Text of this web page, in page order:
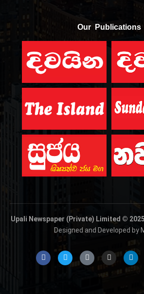
Our Publications
Upali Newspaper (Private) Limited ©
Designed and Developed by